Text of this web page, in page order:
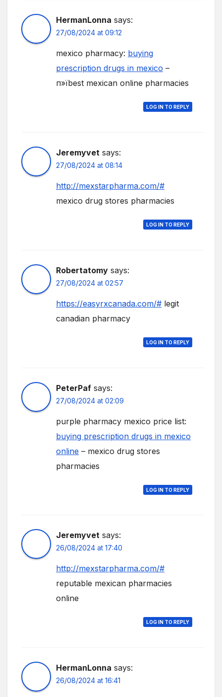
HermanLonna says:
27/08/2024 at 09:12
mexico pharmacy: buying
prescription drugs in mexico –
п»їbest mexican online pharmacies
LOG IN TO REPLY
Jeremyvet says:
27/08/2024 at 08:14
http://mexstarpharma.com/#
mexico drug stores pharmacies
LOG IN TO REPLY
Robertatomy says:
27/08/2024 at 02:57
https://easyrxcanada.com/# legit
canadian pharmacy
LOG IN TO REPLY
PeterPaf says:
27/08/2024 at 02:09
purple pharmacy mexico price list:
buying prescription drugs in mexico
online – mexico drug stores
pharmacies
LOG IN TO REPLY
Jeremyvet says:
26/08/2024 at 17:40
http://mexstarpharma.com/#
reputable mexican pharmacies
online
LOG IN TO REPLY
HermanLonna says:
26/08/2024 at 16:41